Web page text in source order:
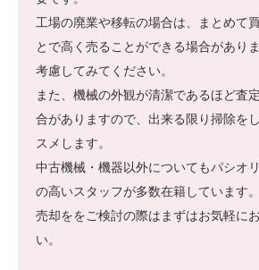
工場の廃業や移転の場合は、まとめて
とで高く売ることができる場合があり
考慮してみてください。
また、機械の外観が清潔であるほど査
合がありますので、出来る限り掃除を
スメします。
中古機械・機器以外についてもパシオ
の高いスタッフが多数在籍しています。
売却ををご検討の際はまずはお気軽に
い。